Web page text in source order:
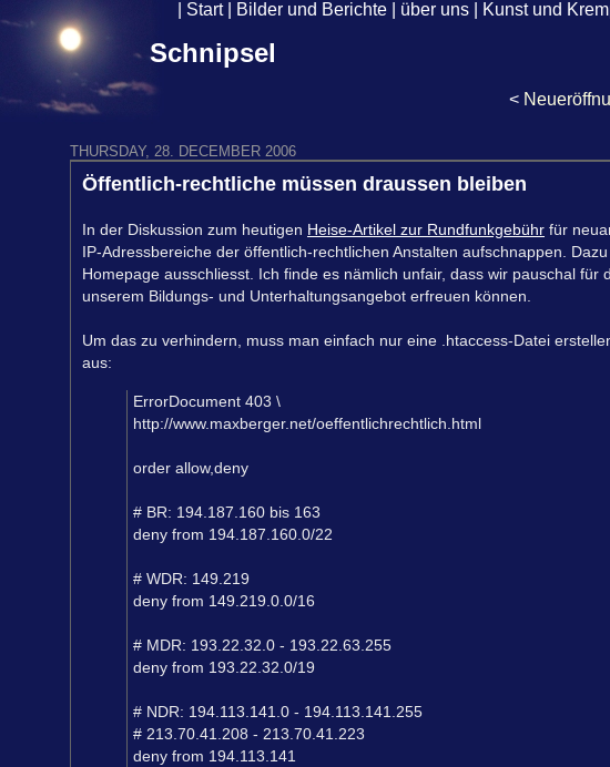
Start| Bilder und Berichte über uns Kunst und
Schnipsel
<
THURSDAY, 28. DECEMBER 2006
Öffentlich-rechtliche müssen draussen bleiben
In der Diskussion zum heutigen Heise-Artikel zur Rundfunkgebühr für
IP-Adressbereiche der öffentlich-rechtlichen Anstalten aufschnappen.
Homepage ausschliesst. Ich finde es nämlich unfair, dass wir pauschal
unserem Bildungs- und Unterhaltungsangebot erfreuen können.
Um das zu verhindern, muss man einfach nur eine .htaccess-Datei
aus:
ErrorDocument 403 \
http://www.maxberger.net/oeffentlichrechtlich.html
order allow,deny
# BR: 194.187.160 bis 163
deny from 194.187.160.0/22
# WDR: 149.219
deny from 149.219.0.0/16
# MDR: 193.22.32.0 - 193.22.63.255
deny from 193.22.32.0/19
# NDR: 194.113.141.0 - 194.113.141.255
# 213.70.41.208 - 213.70.41.223
deny from 194.113.141